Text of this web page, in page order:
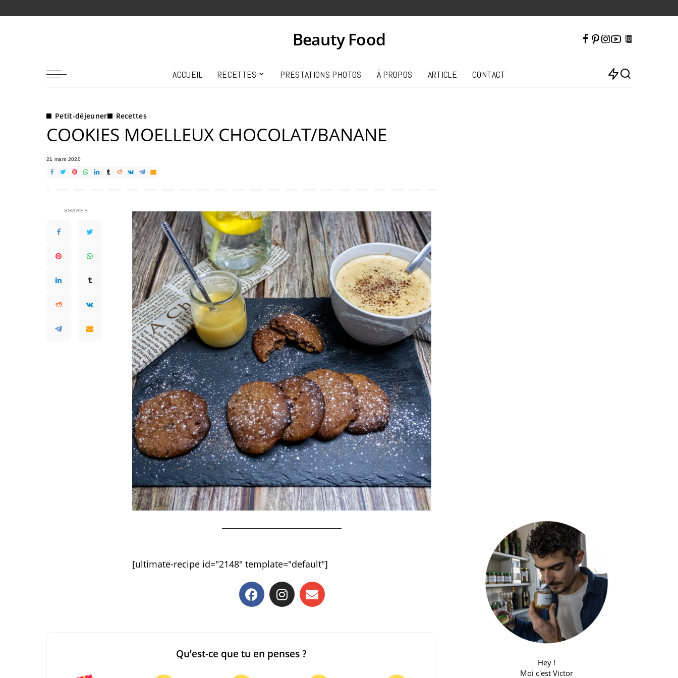
Beauty Food 0
ACCUEIL RECETTES PRESTATIONS PHOTOS À PROPOS ARTICLE CONTACT
Petit-déjeuner Recettes
COOKIES MOELLEUX CHOCOLAT/BANANE
21 mars 2020
SHARES
[ultimate-recipe id="2148" template="default"]
Qu’est-ce que tu en penses ?
Hey !
Moi c'est Victor